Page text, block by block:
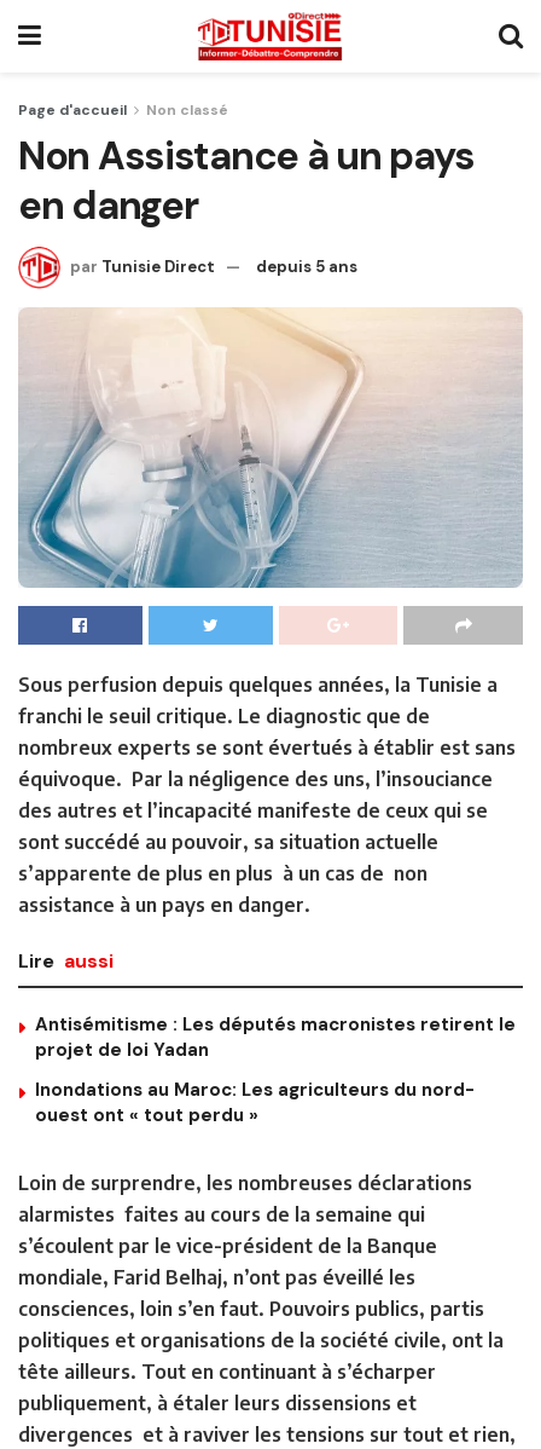
Page d'accueil Non classé
Non Assistance à un pays
en danger
par Tunisie Direct depuis 5 ans
Sous perfusion depuis quelques années, la Tunisie a
franchi le seuil critique. Le diagnostic que de
nombreux experts se sont évertués à établir est sans
équivoque. Par la négligence des uns, l’insouciance
des autres et l’incapacité manifeste de ceux qui se
sont succédé au pouvoir, sa situation actuelle
s’apparente de plus en plus à un cas de non
assistance à un pays en danger.
Lire aussi
Antisémitisme : Les députés macronistes retirent le
projet de loi Yadan
Inondations au Maroc: Les agriculteurs du nord-
ouest ont « tout perdu »
Loin de surprendre, les nombreuses déclarations
alarmistes faites au cours de la semaine qui
s’écoulent par le vice-président de la Banque
mondiale, Farid Belhaj, n’ont pas éveillé les
consciences, loin s’en faut. Pouvoirs publics, partis
politiques et organisations de la société civile, ont la
tête ailleurs. Tout en continuant à s’écharper
publiquement, à étaler leurs dissensions et
divergences et à raviver les tensions sur tout et rien,